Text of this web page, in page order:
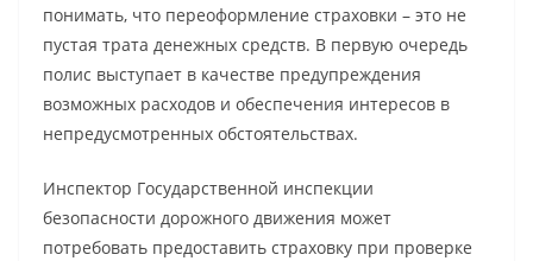
понимать, что переоформление страховки – это не
пустая трата денежных средств. В первую очередь
полис выступает в качестве предупреждения
возможных расходов и обеспечения интересов в
непредусмотренных обстоятельствах.
Инспектор Государственной инспекции
безопасности дорожного движения может
потребовать предоставить страховку при проверке